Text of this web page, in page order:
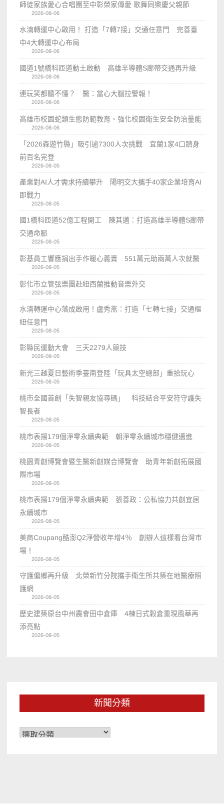
師徒家族愛心合唱團至中彰榮家傳愛 歌舞同樂慶父親節
2026-08-06
水湳轉運中心啟用！ 打造「7轉7接」交通任意門 完善臺
中4大轉運中心布局
2026-08-06
國道1號橋科匝道動土啟動 高雄半導體S廊帶交通再升級
2026-08-06
連玩笑都聽不懂？ 醫：當心大腦拉警報！
2026-08-06
高雄市校園蛇類生態防範教育、強化校園衛生安全防治量能
2026-08-06
「2026森遊竹縣」吸引逾7300人次挑戰 宜蘭1家4口躋身
前百名完登
2026-08-05
產業對AI人才需求持續攀升 陽明交大攜手40家企業培育AI
即戰力
2026-08-05
國1橋科匝道52億工程開工 陳其邁：打造高雄半導體S廊帶
交通命脈
2026-08-05
彰基員工響應捐出手作暖心義賣 551萬元助兩萬人次就醫
2026-08-05
彰化市立管弦樂團赴紐西蘭推動音樂外交
2026-08-05
水湳轉運中心落成啟用！盧秀燕：打造「七轉七接」交通樞
紐任意門
2026-08-05
彰縣民運動大會 三天2279人競技
2026-08-05
新光三越夏日藝術季臺南登陸「玩具太空總部」重拾玩心
2026-08-05
桃市全國首創「失智親友協尋碼」 科技結合平安符守護失
智長者
2026-08-05
桃市表揚179個淨零永續典範 朝淨零永續城市穩健邁進
2026-08-05
桃園青創博覽會暨生醫新創媒合博覽會 助青年新創拓展國
際市場
2026-08-05
桃市表揚179個淨零永續典範 張善政：公私協力共創宜居
永續城市
2026-08-05
美商Coupang酷澎Q2淨營收年增4％ 創辦人這樣看台灣市
場！
2026-08-05
守護偏鄉再升級 北榮新竹分院攜手衛生所共築在地醫療照
護網
2026-08-05
歷史建築原台中州農會田中倉庫 4棟日式穀倉重現風華再
添亮點
2026-08-05
新聞分類
新